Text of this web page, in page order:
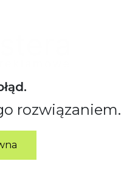
rozwiązaniem.